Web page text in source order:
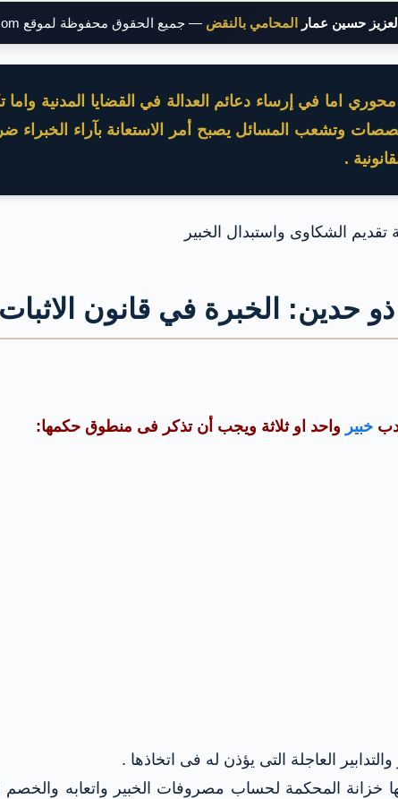
حسين عمار المحامي بالنقض — جميع الحقوق محفوظة لموقع azizavocate.com.
اما في إرساء دعائم العدالة في القضايا المدنية
وتشعب المسائل يصبح أمر الاستعانة بآراء الخبراء
.
حدين: الخبرة في قانون
خبير واحد او ثلاثة ويجب أن تذكر فى منطوق حكمها:
والتدابير العاجلة التى يؤذن له فى اتخاذها .
خزانة المحكمة لحساب مصروفات الخبير واتعابه والخصم